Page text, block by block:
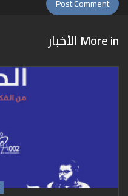
More in الأخبار